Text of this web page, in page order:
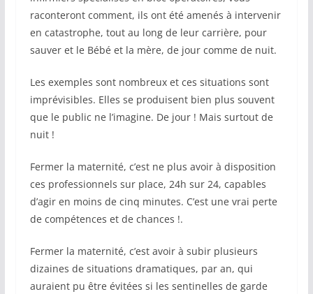
raconteront comment, ils ont été amenés à intervenir
en catastrophe, tout au long de leur carrière, pour
sauver et le Bébé et la mère, de jour comme de nuit.
Les exemples sont nombreux et ces situations sont
imprévisibles. Elles se produisent bien plus souvent
que le public ne l’imagine. De jour ! Mais surtout de
nuit !
Fermer la maternité, c’est ne plus avoir à disposition
ces professionnels sur place, 24h sur 24, capables
d’agir en moins de cinq minutes. C’est une vrai perte
de compétences et de chances !.
Fermer la maternité, c’est avoir à subir plusieurs
dizaines de situations dramatiques, par an, qui
auraient pu être évitées si les sentinelles de garde